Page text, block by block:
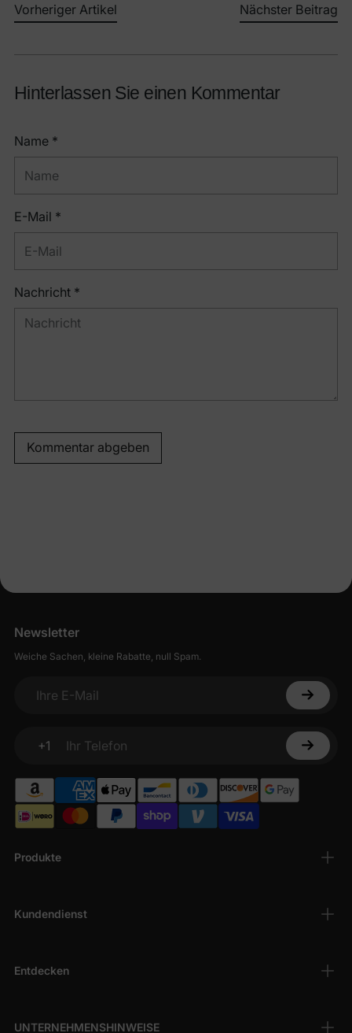
Vorheriger Artikel Nächster Beitrag
Hinterlassen Sie einen Kommentar
Name *
E-Mail *
Nachricht *
Kommentar abgeben
Produkte
Kundendienst
Entdecken
UNTERNEHMENSHINWEISE
Newsletter
Weiche Sachen, kleine Rabatte, null Spam.
Ihre E-Mail
+1
Ihr Telefon